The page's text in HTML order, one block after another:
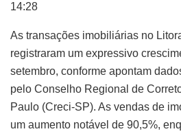
14:28
As transações imobiliárias no
registraram um expressivo
setembro, conforme apontam
pelo Conselho Regional de
Paulo (Creci-SP). As vendas de
um aumento notável de 90,5%,